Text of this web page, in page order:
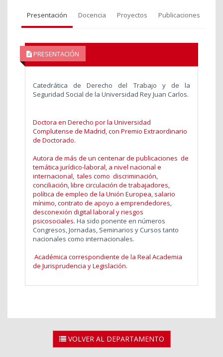
Presentación Docencia Proyectos Publicaciones
PRESENTACIÓN
Catedrática de Derecho del Trabajo y de la
Seguridad Social de la Universidad Rey Juan Carlos.
Doctora en Derecho por la Universidad
Complutense de Madrid, con Premio Extraordinario
de Doctorado.
Autora de más de un centenar de publicaciones de
temática jurídico-laboral, a nivel nacional e
internacional, tales como discriminación,
conciliación, libre circulación de trabajadores,
política de empleo de la Unión Europea, salario
mínimo, contrato de apoyo a emprendedores,
desconexión digital laboral y riesgos
psicosociales. Ha sido ponente en números
Congresos, Jornadas, Seminarios y Cursos tanto
nacionales como internacionales.
Académica correspondiente de la Real Academia
de Jurisprudencia y Legislación.
VOLVER AL DEPARTAMENTO